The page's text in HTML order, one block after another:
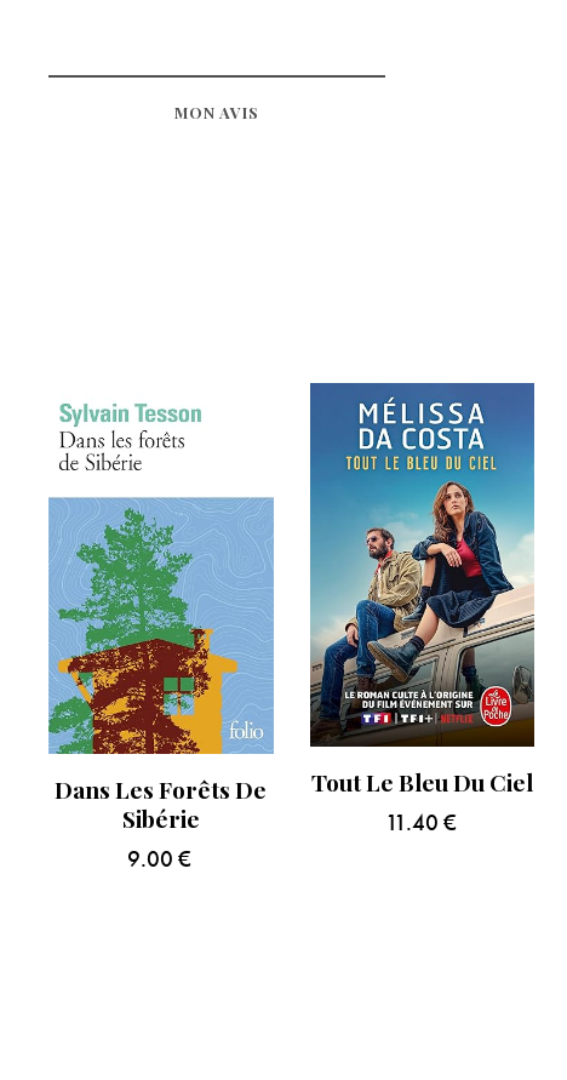
MON AVIS
Dans Les Forêts De
Sibérie
9.00€
Tout Le Bleu Du Ciel
11.40 €